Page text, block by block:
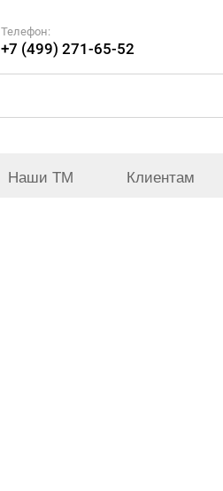
Телефон:
+7 (499) 271-65-52
Наши ТМ Клиентам